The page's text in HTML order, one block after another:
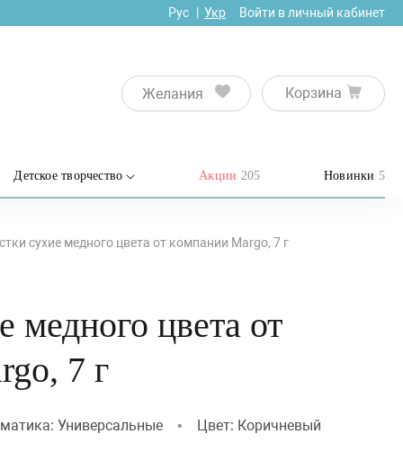
Рус Укр Войти в личный кабинет
Желания Корзина
Детское творчество Акции 205 Новинки 5
сухие медного цвета от компании Margo, 7 г
медного цвета от
7 г
Универсальные • Цвет: Коричневый